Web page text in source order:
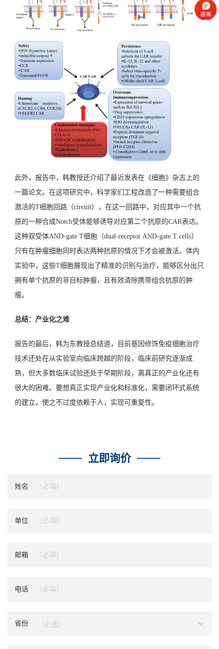
此外，报告中，韩教授还介绍了最近发表在《细胞》杂志上的
一篇论文。在这项研究中，科学家们工程改造了一种需要组合
激活的T细胞回路（circuit），在这一回路中，对应其中一个抗
原的一种合成Notch受体能够诱导对应第二个抗原的CAR表达。
这种双受体AND-gate T细胞（dual-receptor AND-gate T cells）
只有在肿瘤细胞同时表达两种抗原的情况下才会被激活。体内
实验中，这些T细胞展现出了精准的识别与治疗，能够区分出只
拥有单个抗原的非目标肿瘤，且有效清除携带组合抗原的肿
瘤。
总结：产业化之难
报告的最后，韩为东教授总结道，目前基因修饰免疫细胞治疗
技术还处在从实验室向临床跨越的阶段，临床前研究逐渐成
熟，但大多数临床试验还处于早期阶段，离真正的产业化还有
很大的困难。要想真正实现产业化和标准化，需要闭环式系统
的建立，使之不过度依赖于人，实现可重复性。
立即询价
姓名
单位
邮箱
电话
省份